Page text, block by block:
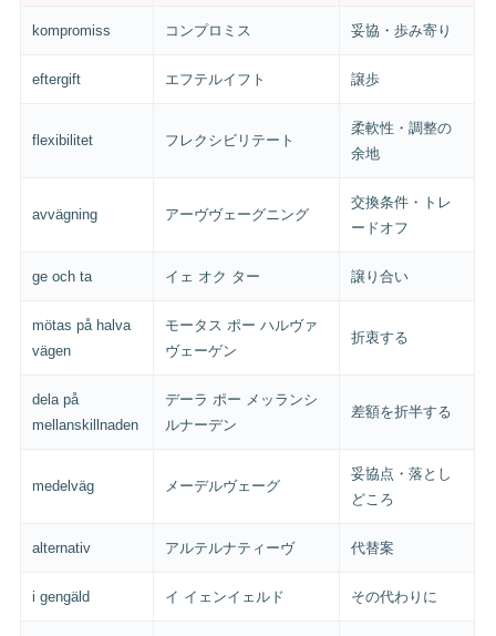
kompromiss コンプロミス 妥協・歩み寄り
eftergift エフテルイフト 譲歩
flexibilitet フレクシビリテート
柔軟性・調整の
余地
avvägning アーヴヴェーグニング
交換条件・トレ
ードオフ
ge och ta イェ オク ター 譲り合い
mötas på halva
vägen
モータス ポー ハルヴァ
ヴェーゲン
折衷する
dela på
mellanskillnaden
デーラ ポー メッランシ
ルナーデン
差額を折半する
medelväg メーデルヴェーグ
妥協点・落とし
どころ
alternativ アルテルナティーヴ 代替案
i gengäld イ イェンイェルド その代わりに